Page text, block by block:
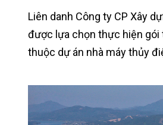
Liên danh Công ty CP Xây
được lựa chọn thực hiện gói
thuộc dự án nhà máy thủy